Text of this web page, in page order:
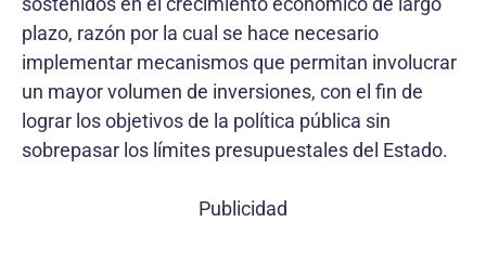
plazo, razón por la cual se hace necesario
implementar mecanismos que permitan involucrar
un mayor volumen de inversiones, con el fin de
lograr los objetivos de la política pública sin
sobrepasar los límites presupuestales del Estado.
Publicidad